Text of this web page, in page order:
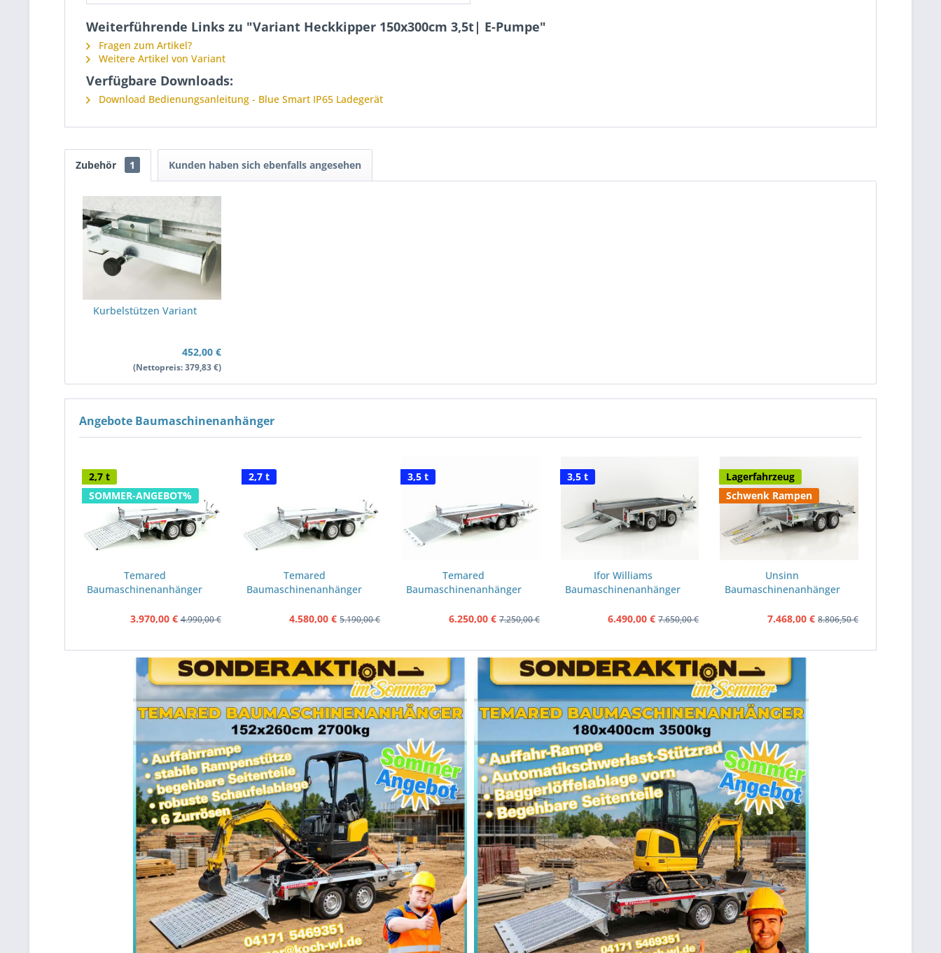
Weiterführende Links zu "Variant Heckkipper 150x300cm 3,5t| E-Pumpe"
Fragen zum Artikel?
Weitere Artikel von Variant
Verfügbare Downloads:
Download Bedienungsanleitung - Blue Smart IP65 Ladegerät
Zubehör 1 Kunden haben sich ebenfalls angesehen
Kurbelstützen Variant
452,00 €
(Nettopreis: 379,83 €)
Angebote Baumaschinenanhänger
2,7 t
SOMMER-ANGEBOT%
Temared
Baumaschinenanhänger
3.970,00 € 4.990,00 €
2,7 t
Temared
Baumaschinenanhänger
4.580,00 € 5.190,00 €
3,5 t
Temared
Baumaschinenanhänger
6.250,00 € 7.250,00 €
3,5 t
Ifor Williams
Baumaschinenanhänger
6.490,00 € 7.650,00 €
Lagerfahrzeug
Schwenk Rampen
Unsinn
Baumaschinenanhänger
7.468,00 € 8.806,50 €